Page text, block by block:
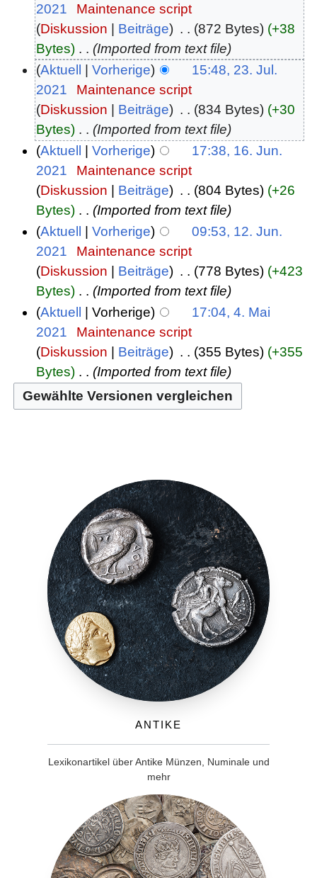
2021
Maintenance script
Diskussion
Beiträge 872 Bytes
+38
Bytes ‎
Imported from text file
Aktuell
Vorherige
15:48, 23. Jul.
2021
Maintenance script
Diskussion
Beiträge 834 Bytes
+30
Bytes ‎
Imported from text file
Aktuell
Vorherige
17:38, 16. Jun.
2021
Maintenance script
Diskussion
Beiträge 804 Bytes
+26
Bytes ‎
Imported from text file
Aktuell
Vorherige
09:53, 12. Jun.
2021
Maintenance script
Diskussion
Beiträge 778 Bytes
+423
Bytes ‎
Imported from text file
Aktuell
Vorherige
17:04, 4. Mai
2021
Maintenance script
Diskussion
Beiträge 355 Bytes
+355
Bytes ‎ Imported from text file
Antike
Lexikonartikel über Antike Münzen, Numinale und
mehr